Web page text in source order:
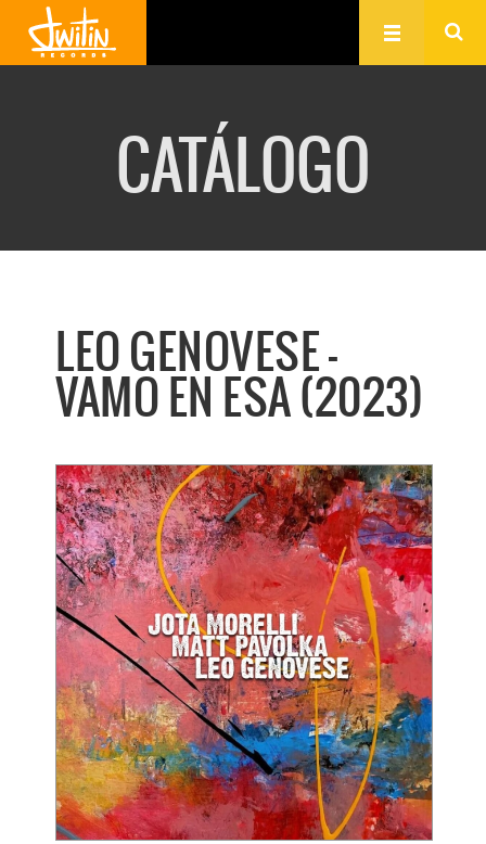
CATÁLOGO
LEO GENOVESE -
VAMO EN ESA (2023)